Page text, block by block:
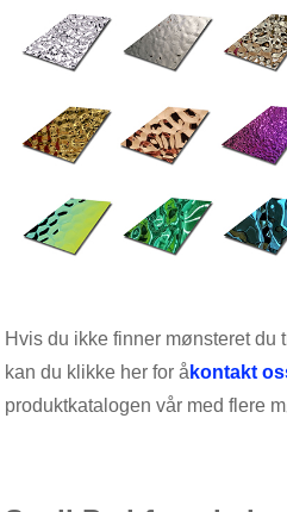
Hvis du ikke finner mønsteret du
kan du klikke her for å kontakt
produktkatalogen vår med flere